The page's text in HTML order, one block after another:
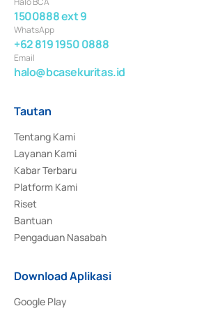
1500888 ext 9
WhatsApp
+62 819 1950 0888
Email
halo@bcasekuritas.id
Tautan
Tentang Kami
Layanan Kami
Kabar Terbaru
Platform Kami
Riset
Bantuan
Pengaduan Nasabah
Download Aplikasi
Google Play